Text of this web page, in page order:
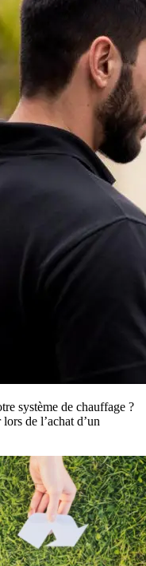
système de chauffage ?
de l’achat d’un